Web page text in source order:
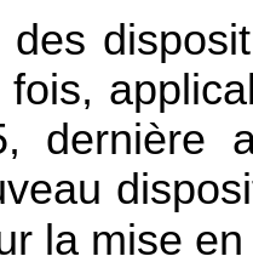
des
fois,
dernière
la mise